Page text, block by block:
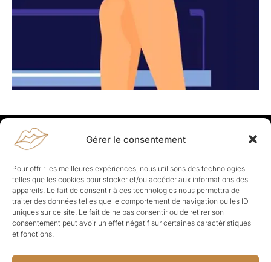
Gérer le consentement
Pour offrir les meilleures expériences, nous utilisons des technologies
telles que les cookies pour stocker et/ou accéder aux informations des
appareils. Le fait de consentir à ces technologies nous permettra de
traiter des données telles que le comportement de navigation ou les ID
uniques sur ce site. Le fait de ne pas consentir ou de retirer son
consentement peut avoir un effet négatif sur certaines caractéristiques
et fonctions.
Rapporteuses
À propos de Rapporteuses :Rapporteuses, c’est l’histoire de
Parisiennes, bien dans leurs baskets qui aiment rapporter ce qui leur
cause, leur apporte et leur rapporte !
Les Topics
Société Politique Business Culture
Sport
Lifestyle